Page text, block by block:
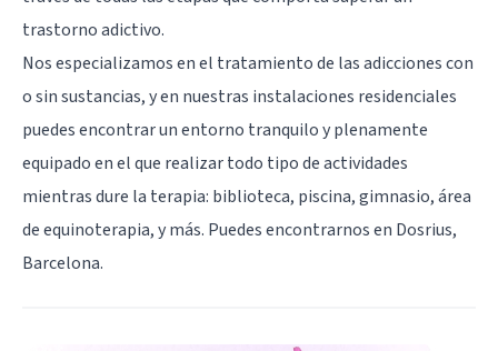
trastorno adictivo.
Nos especializamos en el tratamiento de las adicciones con
o sin sustancias, y en nuestras instalaciones residenciales
puedes encontrar un entorno tranquilo y plenamente
equipado en el que realizar todo tipo de actividades
mientras dure la terapia: biblioteca, piscina, gimnasio, área
de equinoterapia, y más. Puedes encontrarnos en Dosrius,
Barcelona.